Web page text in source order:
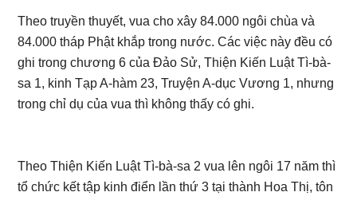
Theo truyền thuyết, vua cho xây 84.000 ngôi chùa và
84.000 tháp Phật khắp trong nước. Các việc này đều có
ghi trong chương 6 của Đảo Sử, Thiện Kiến Luật Tì-bà-
sa 1, kinh Tạp A-hàm 23, Truyện A-dục Vương 1, nhưng
trong chỉ dụ của vua thì không thấy có ghi.
Theo Thiện Kiến Luật Tì-bà-sa 2 vua lên ngôi 17 năm thì
tổ chức kết tập kinh điển lần thứ 3 tại thành Hoa Thị, tôn